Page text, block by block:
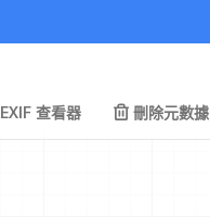
EXIF 查看器 刪除元數據